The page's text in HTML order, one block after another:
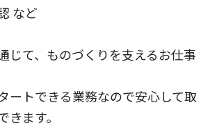
など
じて、ものづくりを支えるお仕事
ートできる業務なので安心して取
きます。